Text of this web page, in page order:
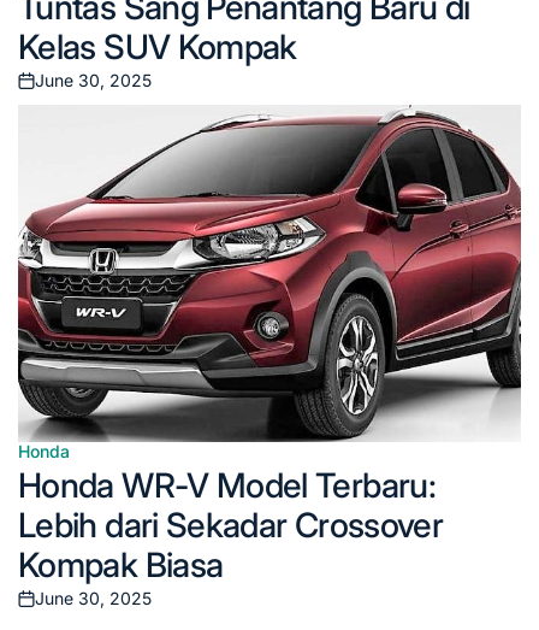
Kelas SUV Kompak
Posted
June 30, 2025
Posted
in
Honda
Honda WR-V Model Terbaru:
Lebih dari Sekadar Crossover
Kompak Biasa
Posted
June 30, 2025